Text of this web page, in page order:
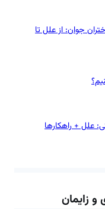
جوان: از علل تا
علل + راهکارها
و زایمان